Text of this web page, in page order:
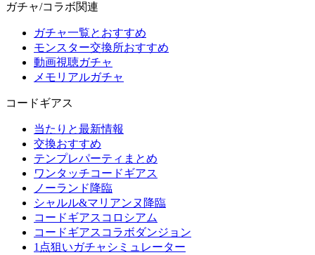
ガチャ/コラボ関連
ガチャ一覧とおすすめ
モンスター交換所おすすめ
動画視聴ガチャ
メモリアルガチャ
コードギアス
当たりと最新情報
交換おすすめ
テンプレパーティまとめ
ワンタッチコードギアス
ノーランド降臨
シャルル&マリアンヌ降臨
コードギアスコロシアム
コードギアスコラボダンジョン
1点狙いガチャシミュレーター